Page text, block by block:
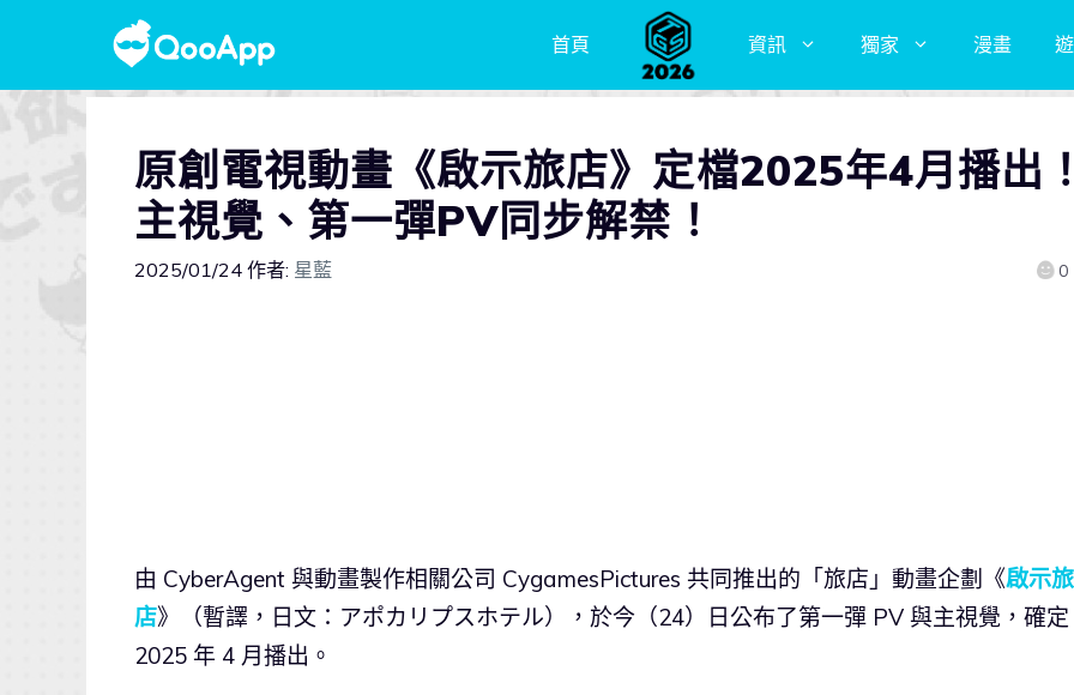
首頁 資訊 獨家 漫畫
原創電視動畫《啟示旅店》定檔2025年4月播出
主視覺、第一彈PV同步解禁！
2025/01/24 作者: 星藍 0
由 CyberAgent 與動畫製作相關公司 CygamesPictures 共同推出的「旅店」動畫企劃《啟示旅
店》（暫譯，日文：アポカリプスホテル），於今（24）日公布了第一彈 PV 與主視覺，確定
2025 年 4 月播出。